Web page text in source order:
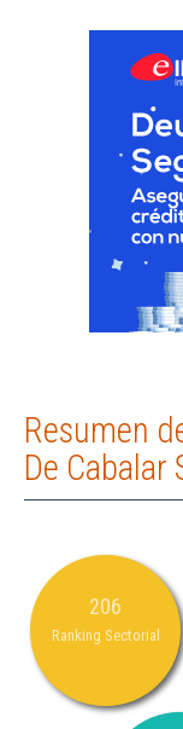
Resumen
De Cabalar
206
Ranking Sectorial